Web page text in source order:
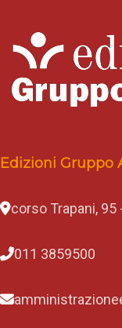
Edizioni Gruppo
corso Trapani, 95
011 3859500